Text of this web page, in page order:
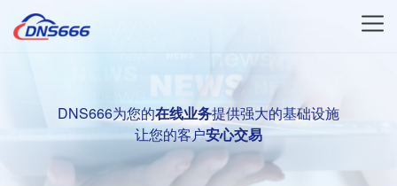
DNS666为您的在线业务提供强大的基础设施
让您的客户安心交易